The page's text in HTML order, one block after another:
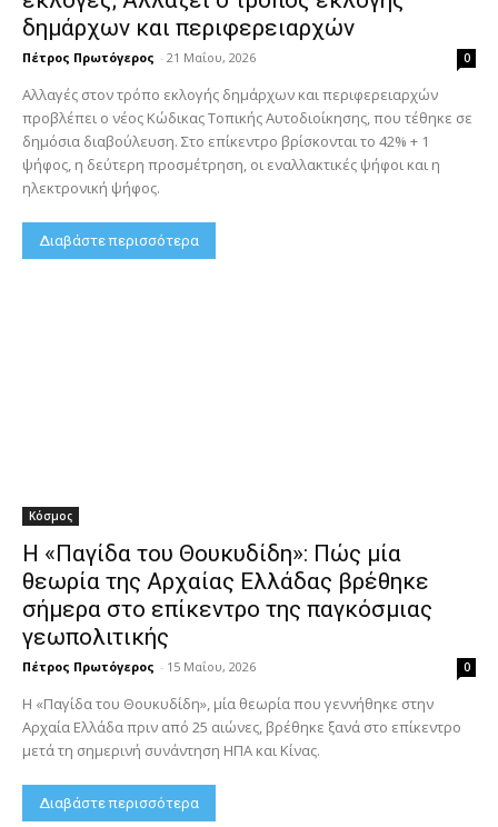
δημάρχων και περιφερειαρχών
Πέτρος Πρωτόγερος - 21 Μαΐου, 2026 0
Αλλαγές στον τρόπο εκλογής δημάρχων και περιφερειαρχών
προβλέπει ο νέος Κώδικας Τοπικής Αυτοδιοίκησης, που τέθηκε σε
δημόσια διαβούλευση. Στο επίκεντρο βρίσκονται το 42% + 1
ψήφος, η δεύτερη προσμέτρηση, οι εναλλακτικές ψήφοι και η
ηλεκτρονική ψήφος.
Διαβάστε περισσότερα
Κόσμος
Η «Παγίδα του Θουκυδίδη»: Πώς μία
θεωρία της Αρχαίας Ελλάδας βρέθηκε
σήμερα στο επίκεντρο της παγκόσμιας
γεωπολιτικής
Πέτρος Πρωτόγερος - 15 Μαΐου, 2026 0
Η «Παγίδα του Θουκυδίδη», μία θεωρία που γεννήθηκε στην
Αρχαία Ελλάδα πριν από 25 αιώνες, βρέθηκε ξανά στο επίκεντρο
μετά τη σημερινή συνάντηση ΗΠΑ και Κίνας.
Διαβάστε περισσότερα